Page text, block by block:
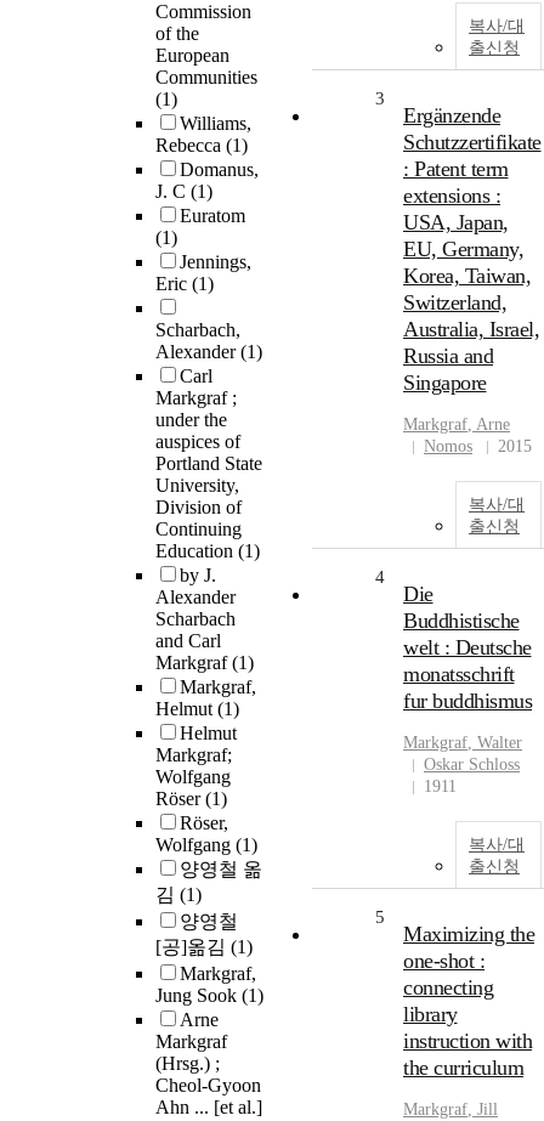
Commission
of the
European
Communities
(1)
Williams,
Rebecca (1)
Domanus,
J. C (1)
Euratom
(1)
Jennings,
Eric (1)
Scharbach,
Alexander(1)
Carl
Markgraf ;
under the
auspices of
Portland State
University,
Division of
Continuing
Education (1)
by J.
Alexander
Scharbach
and Carl
Markgraf(1)
Markgraf,
Helmut(1)
Helmut
Markgraf;
Wolfgang
Röser(1)
Röser,
Wolfgang (1)
양영철 옮
김 (1)
양영철
[공]옮김 (1)
Markgraf,
Jung Sook (1)
Arne
Markgraf
(Hrsg.) ;
Cheol-Gyoon
Ahn ... [et al.]
복사/대
출신청
3
Ergänzende
Schutzzertifikate
: Patent term
extensions :
USA, Japan,
EU, Germany,
Korea, Taiwan,
Switzerland,
Australia, Israel,
Russia and
Singapore
Markgraf, Arne
Nomos
2015
복사/대
출신청
4
Die
Buddhistische
welt : Deutsche
monatsschrift
fur buddhismus
Markgraf, Walter
Oskar Schloss
1911
복사/대
출신청
5
Maximizing the
one-shot :
connecting
library
instruction with
the curriculum
Markgraf, Jill